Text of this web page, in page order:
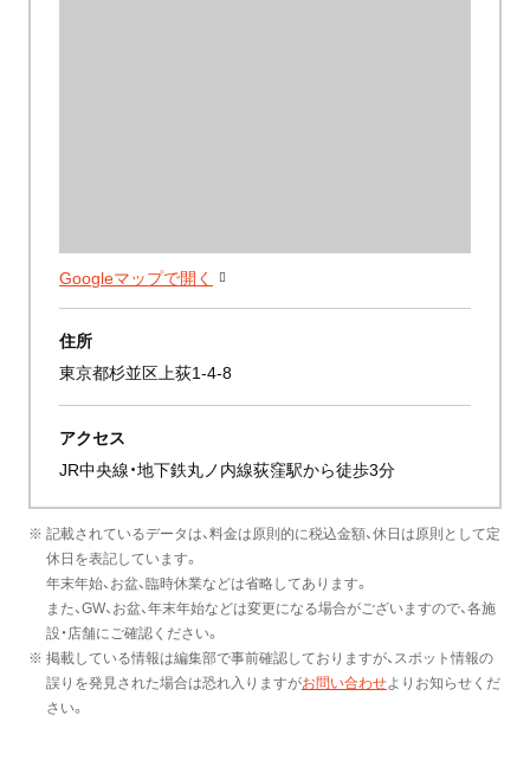
Googleマップで開く
住所
東京都杉並区上荻1-4-8
アクセス
JR中央線・地下鉄丸ノ内線荻窪駅から徒歩3分
※ 記載されているデータは、料金は原則的に税込金額、休日は原則として定
休日を表記しています。
年末年始、お盆、臨時休業などは省略してあります。
また、GW、お盆、年末年始などは変更になる場合がございますので、各施
設・店舗にご確認ください。
※ 掲載している情報は編集部で事前確認しておりますが、スポット情報の
誤りを発見された場合は恐れ入りますがお問い合わせよりお知らせくだ
さい。